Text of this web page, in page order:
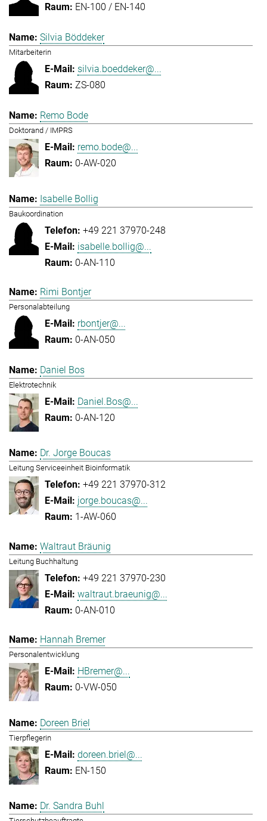
EN-100 / EN-140
Silvia Böddeker
Mitarbeiterin
silvia.boeddeker@...
ZS-080
Remo Bode
Doktorand / IMPRS
remo.bode@...
0-AW-020
Isabelle Bollig
Baukoordination
+49 221 37970-248
isabelle.bollig@...
0-AN-110
Rimi Bontjer
Personalabteilung
rbontjer@...
0-AN-050
Daniel Bos
Elektrotechnik
Daniel.Bos@...
0-AN-120
Dr. Jorge Boucas
Leitung Serviceeinheit Bioinformatik
+49 221 37970-312
jorge.boucas@...
1-AW-060
Waltraut Bräunig
Leitung Buchhaltung
+49 221 37970-230
waltraut.braeunig@...
0-AN-010
Hannah Bremer
Personalentwicklung
HBremer@...
0-VW-050
Doreen Briel
Tierpflegerin
doreen.briel@...
EN-150
Dr. Sandra Buhl